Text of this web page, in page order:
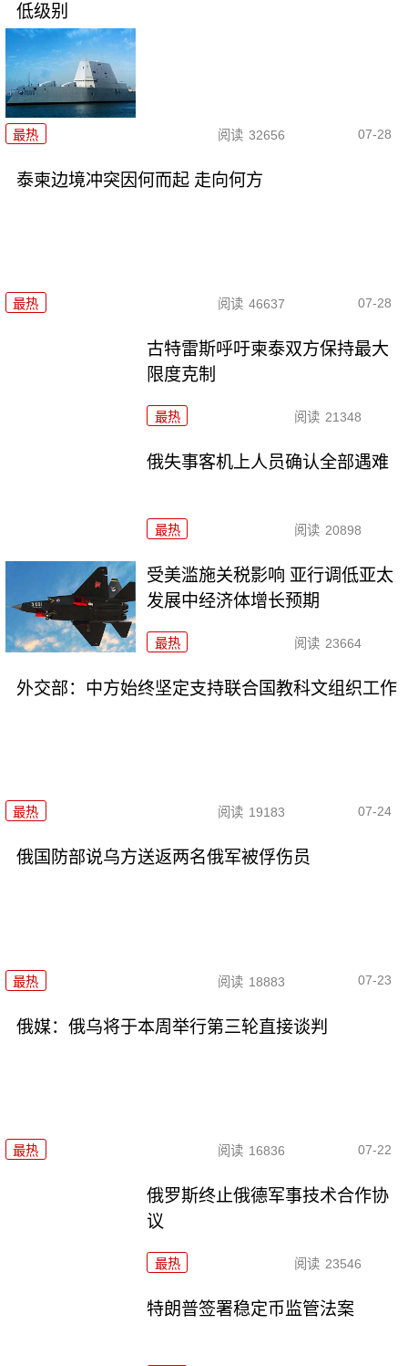
低级别
最热 阅读 32656 07-28
泰柬边境冲突因何而起 走向何方
最热 阅读 46637 07-28
古特雷斯呼吁柬泰双方保持最大
限度克制
最热 阅读 21348
俄失事客机上人员确认全部遇难
最热 阅读 20898
受美滥施关税影响 亚行调低亚太
发展中经济体增长预期
最热 阅读 23664
外交部：中方始终坚定支持联合国教科文组织工作
最热 阅读 19183 07-24
俄国防部说乌方送返两名俄军被俘伤员
最热 阅读 18883 07-23
俄媒：俄乌将于本周举行第三轮直接谈判
最热 阅读 16836 07-22
俄罗斯终止俄德军事技术合作协
议
最热 阅读 23546
特朗普签署稳定币监管法案